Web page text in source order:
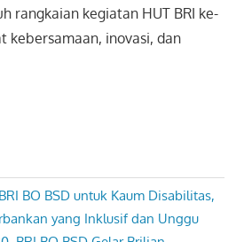
rangkaian kegiatan HUT BRI ke-
kebersamaan, inovasi, dan
BO BSD untuk Kaum Disabilitas,
yang Inklusif dan Unggu